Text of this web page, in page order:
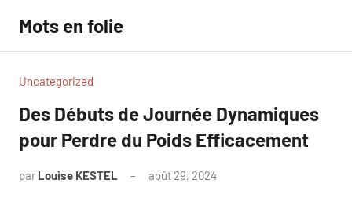
contenu
Mots en folie
Uncategorized
Des Débuts de Journée Dynamiques
pour Perdre du Poids Efficacement
par Louise KESTEL août 29, 2024